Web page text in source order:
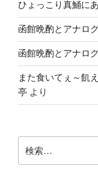
ひょっこり真鯒に
函館晩酌とアナロ
函館晩酌とアナロ
また食いてぇ～飢
亭 より
索: